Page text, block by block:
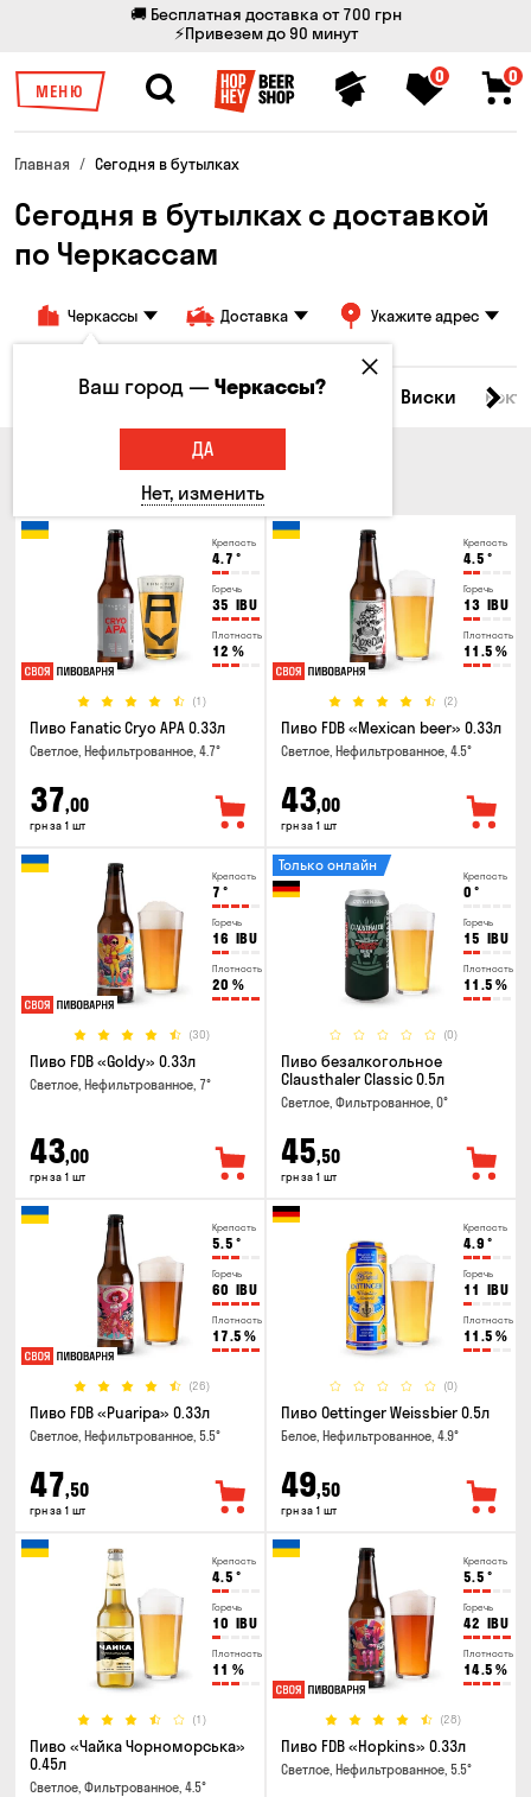
🚚 Бесплатная доставка от 700 грн
⚡Привезем до 90 минут
МЕНЮ
0 0
Главная Сегодня в бутылках
Сегодня в бутылках c доставкой
по Черкассам
Черкассы Доставка Укажите адрес
Все товары Пиво Сидр Виски
Крепость
4.7 °
Горечь
35 IBU
Плотность
12 %
(1)
Пиво Fanatic Cryo APA 0.33л
Светлое, Нефильтрованное, 4.7°
37,00
грн за 1 шт
Крепость
4.5 °
Горечь
13 IBU
Плотность
11.5 %
(2)
Пиво FDB «Mexican beer» 0.33л
Светлое, Нефильтрованное, 4.5°
43,00
грн за 1 шт
Крепость
7 °
Горечь
16 IBU
Плотность
20 %
(30)
Пиво FDB «Goldy» 0.33л
Светлое, Нефильтрованное, 7°
43,00
грн за 1 шт
Крепость
0 °
Горечь
15 IBU
Плотность
11.5 %
(0)
Только онлайн
Пиво безалкогольное
Clausthaler Classic 0.5л
Светлое, Фильтрованное, 0°
45,50
грн за 1 шт
Крепость
5.5 °
Горечь
60 IBU
Плотность
17.5 %
(26)
Пиво FDB «Puaripa» 0.33л
Светлое, Нефильтрованное, 5.5°
47,50
грн за 1 шт
Крепость
4.9 °
Горечь
11 IBU
Плотность
11.5 %
(0)
Пиво Oettinger Weissbier 0.5л
Белое, Нефильтрованное, 4.9°
49,50
грн за 1 шт
Крепость
4.5 °
Горечь
10 IBU
Плотность
11 %
(1)
Пиво «Чайка Чорноморська»
0.45л
Светлое, Фильтрованное, 4.5°
Крепость
5.5 °
Горечь
42 IBU
Плотность
14.5 %
(28)
Пиво FDB «Hopkins» 0.33л
Светлое, Нефильтрованное, 5.5°
Ваш город —Черкассы?
ДА
Нет, изменить